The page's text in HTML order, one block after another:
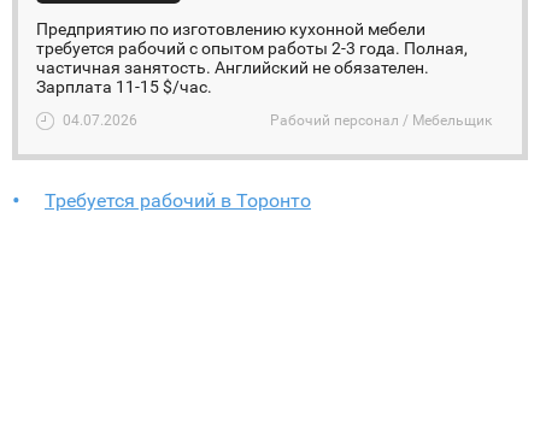
Предприятию по изготовлению кухонной мебели
требуется рабочий с опытом работы 2-3 года. Полная,
частичная занятость. Английский не обязателен.
Зарплата 11-15 $/час.
04.07.2026 Рабочий персонал / Мебельщик
Требуется рабочий в Торонто